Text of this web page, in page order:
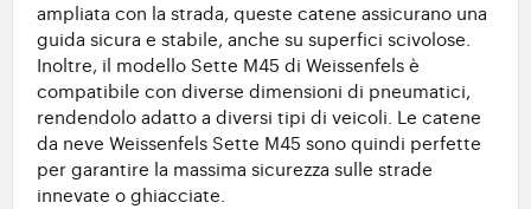
ampliata con la strada, queste catene assicurano una
guida sicura e stabile, anche su superfici scivolose.
Inoltre, il modello Sette M45 di Weissenfels è
compatibile con diverse dimensioni di pneumatici,
rendendolo adatto a diversi tipi di veicoli. Le catene
da neve Weissenfels Sette M45 sono quindi perfette
per garantire la massima sicurezza sulle strade
innevate o ghiacciate.